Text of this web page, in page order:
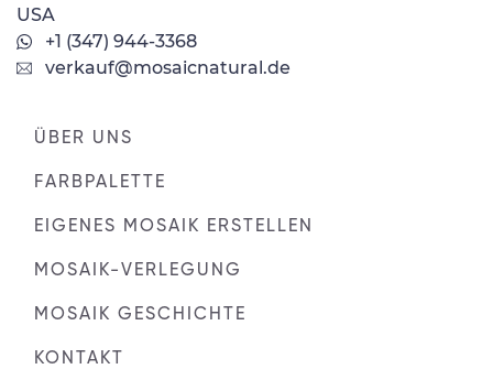
USA
+1 (347) 944-3368
verkauf@mosaicnatural.de
ÜBER UNS
FARBPALETTE
EIGENES MOSAIK ERSTELLEN
MOSAIK-VERLEGUNG
MOSAIK GESCHICHTE
KONTAKT